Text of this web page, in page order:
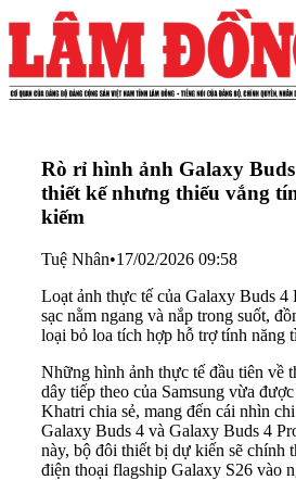
Rò rỉ hình ảnh Galaxy
thiết kế nhưng thiếu vắng
kiếm
Tuệ Nhân•17/02/2026 09:58
Loạt ảnh thực tế của Galaxy Buds 4
sạc nằm ngang và nắp trong suốt,
loại bỏ loa tích hợp hỗ trợ tính năng
Những hình ảnh thực tế đầu tiên về
dây tiếp theo của Samsung vừa
Khatri chia sẻ, mang đến cái nhìn
Galaxy Buds 4 và Galaxy Buds 4
này, bộ đôi thiết bị dự kiến sẽ chính
điện thoại flagship Galaxy S26 vào